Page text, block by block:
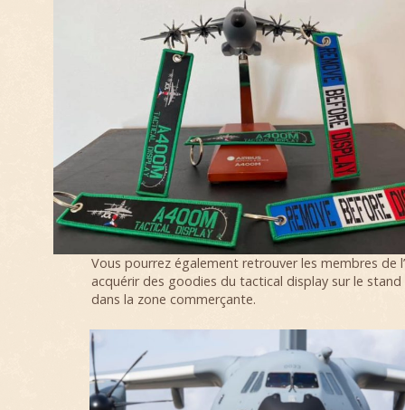
Vous pourrez également retrouver les membres de
acquérir des goodies du tactical display sur le stand
dans la zone commerçante.